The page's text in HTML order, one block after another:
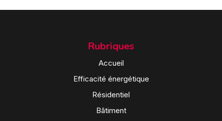
Rubriques
Accueil
Efficacité énergétique
Résidentiel
Bâtiment